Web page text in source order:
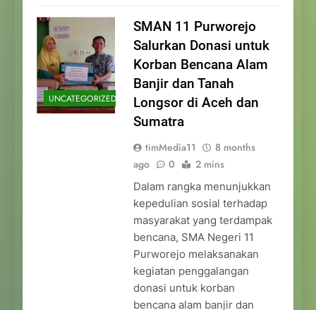
UNCATEGORIZED
SMAN 11 Purworejo
Salurkan Donasi untuk
Korban Bencana Alam
Banjir dan Tanah
Longsor di Aceh dan
Sumatra
timMedia11
8 months
ago
0 2 mins
Dalam rangka menunjukkan
kepedulian sosial terhadap
masyarakat yang terdampak
bencana, SMA Negeri 11
Purworejo melaksanakan
kegiatan penggalangan
donasi untuk korban
bencana alam banjir dan